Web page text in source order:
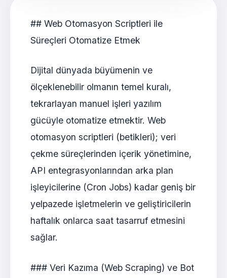
## Web Otomasyon Scriptleri ile
Süreçleri Otomatize Etmek
Dijital dünyada büyümenin ve
ölçeklenebilir olmanın temel kuralı,
tekrarlayan manuel işleri yazılım
gücüyle otomatize etmektir. Web
otomasyon scriptleri (betikleri); veri
çekme süreçlerinden içerik yönetimine,
API entegrasyonlarından arka plan
işleyicilerine (Cron Jobs) kadar geniş bir
yelpazede işletmelerin ve geliştiricilerin
haftalık onlarca saat tasarruf etmesini
sağlar.
### Veri Kazıma (Web Scraping) ve Bot